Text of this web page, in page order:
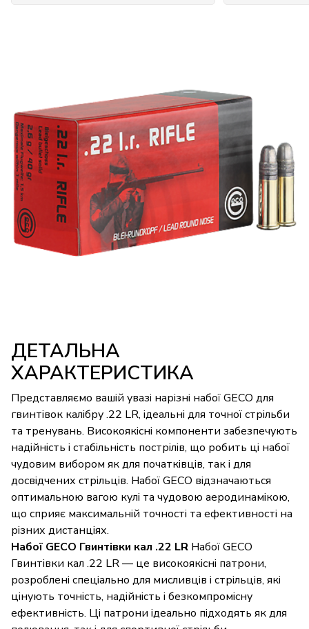
ДЕТАЛЬНА
ХАРАКТЕРИСТИКА
Представляємо вашій увазі нарізні набої GECO для
гвинтівок калібру .22 LR, ідеальні для точної стрільби
та тренувань. Високоякісні компоненти забезпечують
надійність і стабільність пострілів, що робить ці набої
чудовим вибором як для початківців, так і для
досвідчених стрільців. Набої GECO відзначаються
оптимальною вагою кулі та чудовою аеродинамікою,
що сприяє максимальній точності та ефективності на
різних дистанціях.
Набої GECO Гвинтівки кал .22 LR Набої GECO
Гвинтівки кал .22 LR — це високоякісні патрони,
розроблені спеціально для мисливців і стрільців, які
цінують точність, надійність і безкомпромісну
ефективність. Ці патрони ідеально підходять як для